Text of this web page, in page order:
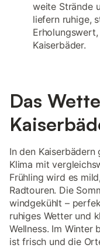
weite Strände
liefern ruhige,
Kaiserbäder.
Das
In den
Klima mit
Frühling wird es
Radtouren. Die
windgekühlt –
ruhiges Wetter und
Wellness. Im Winter
ist frisch und die